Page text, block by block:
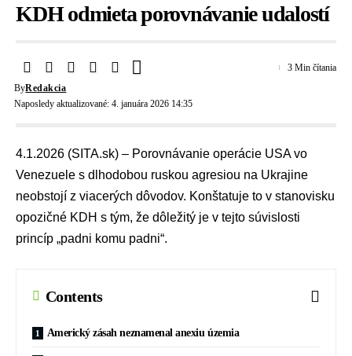
KDH odmieta porovnávanie udalostí
Naposledy aktualizované: 4. januára 2026 14:35
ByRedakcia
3 Min čítania
4.1.2026 (SITA.sk) – Porovnávanie operácie USA vo
Venezuele s dlhodobou ruskou agresiou na Ukrajine
neobstojí z viacerých dôvodov. Konštatuje to v stanovisku
opozičné KDH s tým, že dôležitý je v tejto súvislosti
princíp „padni komu padni“.
Contents
Americký zásah neznamenal anexiu územia